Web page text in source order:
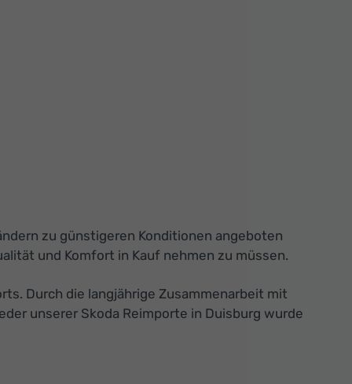
zu günstigeren Konditionen angeboten
und Komfort in Kauf nehmen zu müssen.
Durch die langjährige Zusammenarbeit mit
unserer Skoda Reimporte in Duisburg wurde